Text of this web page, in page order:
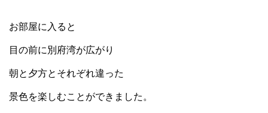
お部屋に入ると
目の前に別府湾が広がり
朝と夕方とそれぞれ違った
景色を楽しむことができました。